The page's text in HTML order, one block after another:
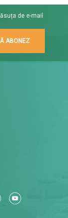
de e-mail
ABONEZ